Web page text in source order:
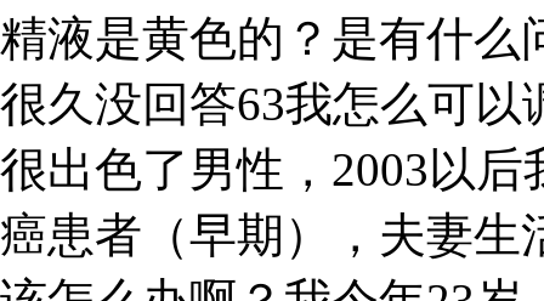
精液是黄色的？是有什么
很久没回答63我怎么可
很出色了男性，2003以
癌患者（早期），夫妻生